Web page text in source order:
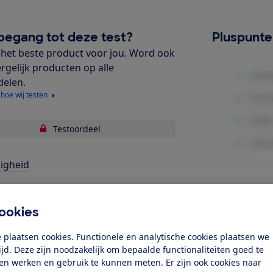
plaatsen cookies. Functionele en analytische cookies plaatsen we
Deze zijn noodzakelijk om bepaalde functionaliteiten goed te
werken en gebruik te kunnen meten. Er zijn ook cookies naar
tot deze test?
beste product voor jou. Word ook
producten op alle
wij testen
Testoordeel
toegang tot deze test?